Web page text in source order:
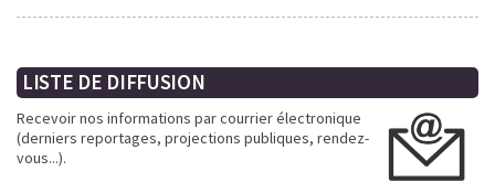
LISTE DE DIFFUSION
Recevoir nos informations par courrier électronique
(derniers reportages, projections publiques, rendez-
vous...).